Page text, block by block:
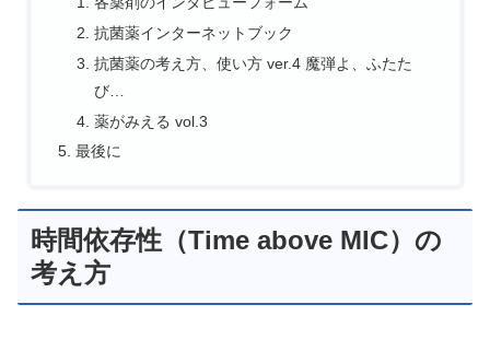
抗菌薬インターネットブック
抗菌薬の考え方、使い方 ver.4 魔弾よ、ふたた
び…
薬がみえる vol.3
最後に
時間依存性（Time above MIC）の
考え方